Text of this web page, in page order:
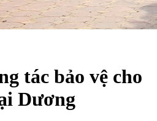
tác bảo vệ cho
Dương